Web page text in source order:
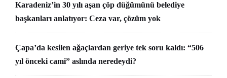
Karadeniz’in 30 yılı aşan çöp düğümünü belediye
başkanları anlatıyor: Ceza var, çözüm yok
Çapa’da kesilen ağaçlardan geriye tek soru kaldı: “506
yıl önceki cami” aslında neredeydi?